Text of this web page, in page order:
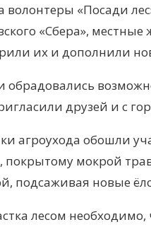
волонтеры «Посади
«Сбера»,
их и дополнили
друзей и с
агроухода обошли
покрытому мокрой
подсаживая новые
лесом